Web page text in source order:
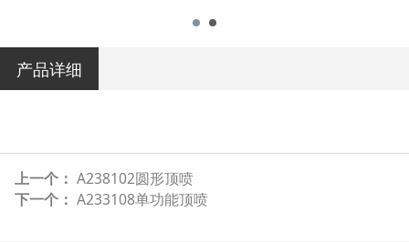
产品详细
上一个： A238102圆形顶喷
下一个： A233108单功能顶喷